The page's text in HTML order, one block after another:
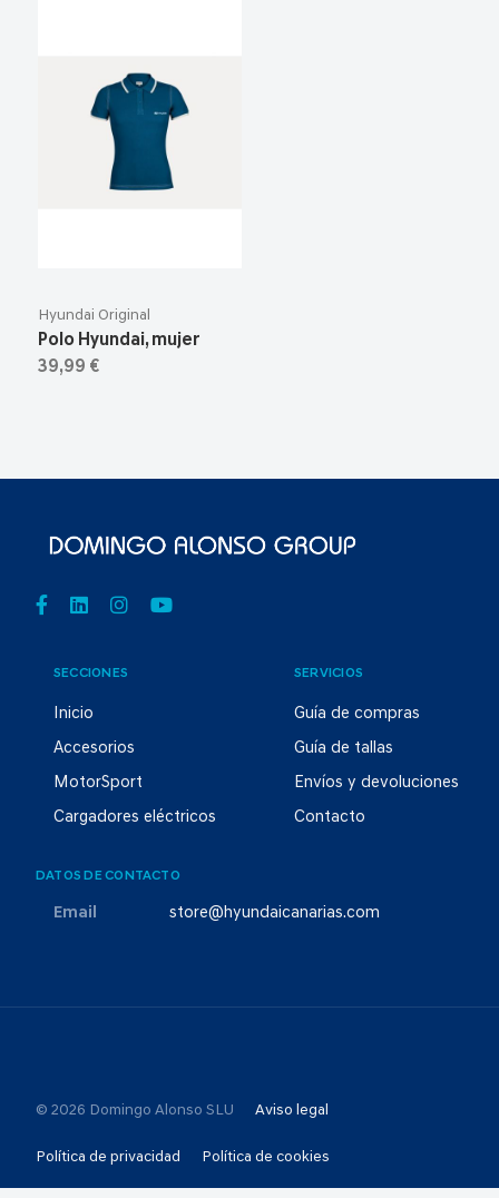
Hyundai Original
Polo Hyundai, mujer
39,99 €
SECCIONES
Inicio
Accesorios
MotorSport
Cargadores eléctricos
SERVICIOS
Guía de compras
Guía de tallas
Envíos y devoluciones
Contacto
DATOS DE CONTACTO
Email store@hyundaicanarias.com
© 2026 Domingo Alonso SLU Aviso legal
Política de privacidad Política de cookies